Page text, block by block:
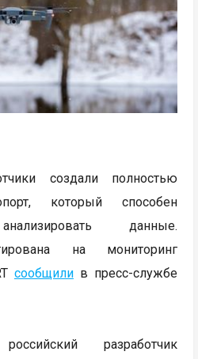
создали полностью
который способен
данные.
на мониторинг
сообщилив пресс-службе
разработчик